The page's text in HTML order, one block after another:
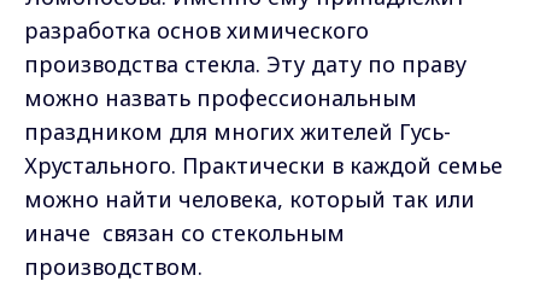
разработка основ химического
производства стекла. Эту дату по праву
можно назвать профессиональным
праздником для многих жителей Гусь-
Хрустального. Практически в каждой семье
можно найти человека, который так или
иначе связан со стекольным
производством.